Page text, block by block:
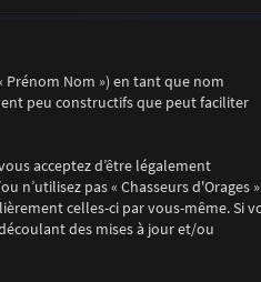
Prénom Nom ») en tant que nom
peu constructifs que peut faciliter
acceptez d’être légalement
n’utilisez pas « Chasseurs d'Orages
celles-ci par vous-même. Si
des mises à jour et/ou